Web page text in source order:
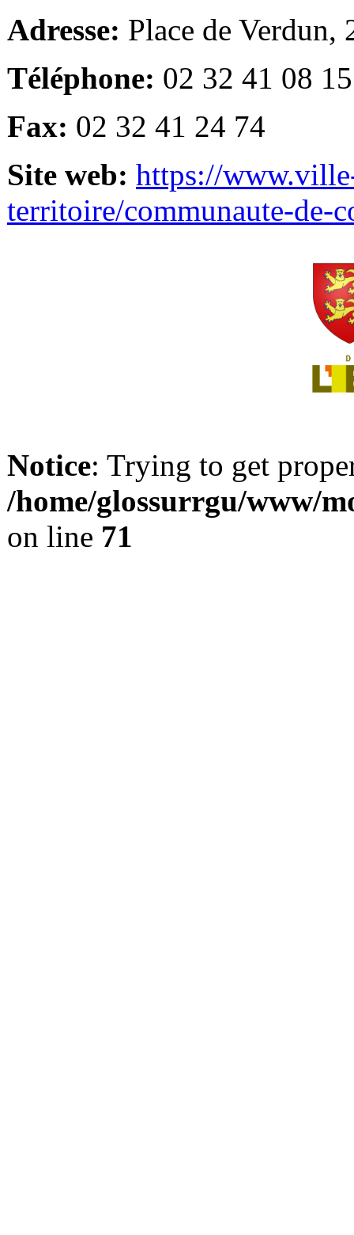
Adresse: Place de Verdun,
Téléphone: 02 32 41 08 15
Fax: 02 32 41 24 74
Site web: https://
territoire/communaute-de-
Notice: Trying to get
/home/glossurrgu/www/
on line 71